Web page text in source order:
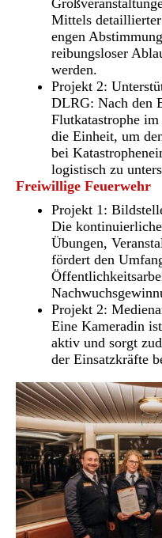
Mittels
engen
reibungsloser
werden.
Projekt 2:
DLRG: Nach den
Flutkatastrophe
die Einheit, um
bei
logistisch zu
Freiwillige Feuerwehr
Projekt 1:
Die
Übungen,
fördert den
Projekt 2:
Eine Kameradin
aktiv und sorgt
der Einsatzkräfte